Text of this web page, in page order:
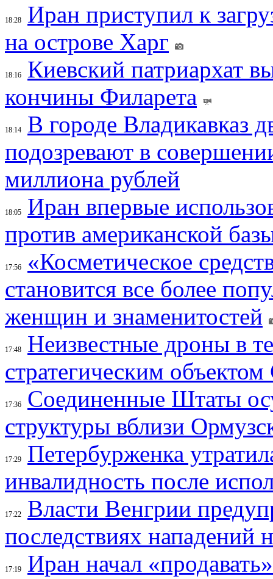
18:28
Иран приступил к
на острове Харг
18:16
Киевский патриархат
кончины Филарета
18:14
В городе Владикавказ
подозревают в
миллиона рублей
18:05
Иран впервые
против американской
17:56
«Косметическое
становится все более
женщин и знаменитостей
17:48
Неизвестные дроны в
стратегическим
17:36
Соединенные Штаты
структуры вблизи
17:29
Петербурженка
инвалидность после
17:22
Власти Венгрии
последствиях нападений
17:19
Иран начал